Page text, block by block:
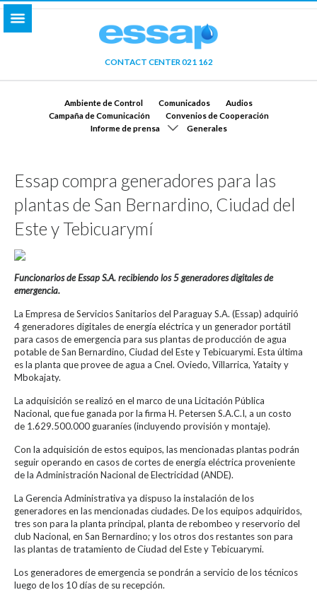
CONTACT CENTER 021 162
Ambiente de Control Comunicados
Audios
Campaña de Comunicación
Convenios de Cooperación
Informe de prensa
Generales
Essap compra generadores para las
plantas de San Bernardino, Ciudad del
Este y Tebicuarymí
Funcionarios de Essap S.A. recibiendo los 5 generadores digitales de
emergencia.
La Empresa de Servicios Sanitarios del Paraguay S.A. (Essap) adquirió
4 generadores digitales de energía eléctrica y un generador portátil
para casos de emergencia para sus plantas de producción de agua
potable de San Bernardino, Ciudad del Este y Tebicuarymi. Esta última
es la planta que provee de agua a Cnel. Oviedo, Villarrica, Yataity y
Mbokajaty.
La adquisición se realizó en el marco de una Licitación Pública
Nacional, que fue ganada por la firma H. Petersen S.A.C.I, a un costo
de 1.629.500.000 guaraníes (incluyendo provisión y montaje).
Con la adquisición de estos equipos, las mencionadas plantas podrán
seguir operando en casos de cortes de energía eléctrica proveniente
de la Administración Nacional de Electricidad (ANDE).
La Gerencia Administrativa ya dispuso la instalación de los
generadores en las mencionadas ciudades. De los equipos adquiridos,
tres son para la planta principal, planta de rebombeo y reservorio del
club Nacional, en San Bernardino; y los otros dos restantes son para
las plantas de tratamiento de Ciudad del Este y Tebicuarymi.
Los generadores de emergencia se pondrán a servicio de los técnicos
luego de los 10 días de su recepción.